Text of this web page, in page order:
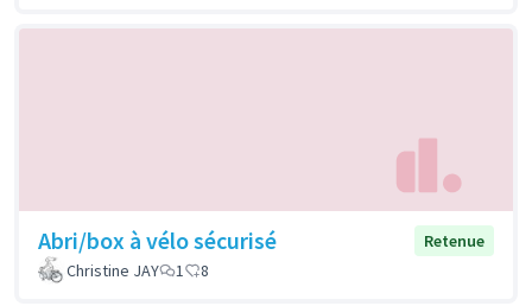
Abri/box à vélo sécurisé
Retenue
Christine JAY
1 8